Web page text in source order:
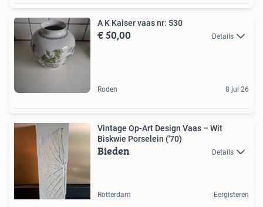
A K Kaiser vaas nr: 530
€ 50,00 Details
Roden 8 jul 26
Vintage Op-Art Design Vaas – Wit
Biskwie Porselein ('70)
Bieden Details
Rotterdam Eergisteren